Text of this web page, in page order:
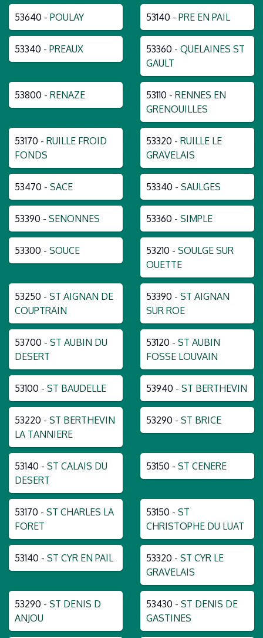
53640 - POULAY 53140 - PRE EN PAIL
53340 - PREAUX 53360 - QUELAINES ST
GAULT
53800 - RENAZE 53110 - RENNES EN
GRENOUILLES
53170 - RUILLE FROID
FONDS
53320 - RUILLE LE
GRAVELAIS
53470 - SACE 53340 - SAULGES
53390 - SENONNES 53360 - SIMPLE
53300 - SOUCE 53210 - SOULGE SUR
OUETTE
53250 - ST AIGNAN DE
COUPTRAIN
53390 - ST AIGNAN
SUR ROE
53700 - ST AUBIN DU
DESERT
53120 - ST AUBIN
FOSSE LOUVAIN
53100 - ST BAUDELLE 53940 - ST BERTHEVIN
53220 - ST BERTHEVIN
LA TANNIERE
53290 - ST BRICE
53140 - ST CALAIS DU
DESERT
53150 - ST CENERE
53170 - ST CHARLES LA
FORET
53150 - ST
CHRISTOPHE DU LUAT
53140 - ST CYR EN PAIL 53320 - ST CYR LE
GRAVELAIS
53290 - ST DENIS D
ANJOU
53430 - ST DENIS DE
GASTINES